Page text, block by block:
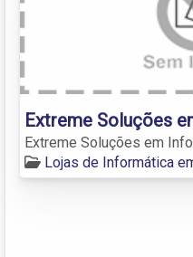
Extreme Soluções
Extreme Soluções em
Lojas de Informática